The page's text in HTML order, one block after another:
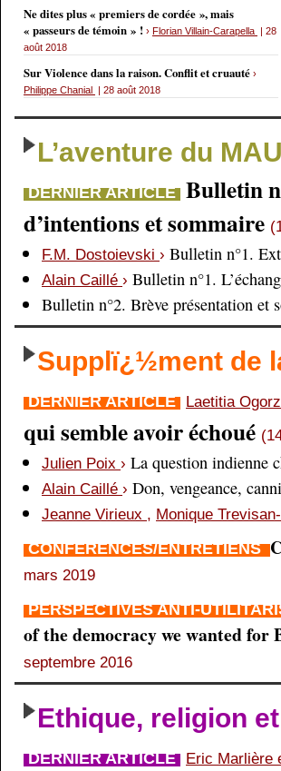
Ne dites plus « premiers de cordée », mais
« passeurs de témoin » ! › Florian Villain-Carapella | 28
août 2018
Sur Violence dans la raison. Conflit et cruauté ›
Philippe Chanial | 28 août 2018
L’aventure du
DERNIER ARTICLE Bulletin
d’intentions et sommaire
F.M. Dostoievski › Bulletin n°1.
Alain Caillé › Bulletin n°1.
Bulletin n°2. Brève présentation et
Supplï¿½ment de
DERNIER ARTICLE Laetitia
qui semble avoir échoué
Julien Poix › La question indienne
Alain Caillé › Don, vengeance,
Jeanne Virieux , Monique
CONFÉRENCES/ENTRETIENS
mars 2019
PERSPECTIVES ANTI-
of the democracy we wanted for
septembre 2016
Ethique, religion
DERNIER ARTICLE Eric Marlière